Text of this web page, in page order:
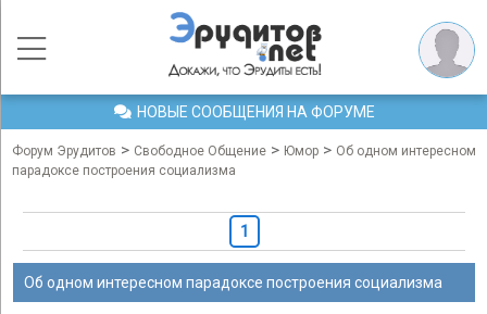
НОВЫЕ СООБЩЕНИЯ НА ФОРУМЕ
Форум Эрудитов > Свободное Общение > Юмор > Об одном интересном
парадоксе построения социализма
1
Об одном интересном парадоксе построения социализма